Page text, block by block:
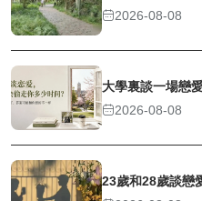
2026-08-08
大學裏談一場戀
2026-08-08
23歲和28歲談戀